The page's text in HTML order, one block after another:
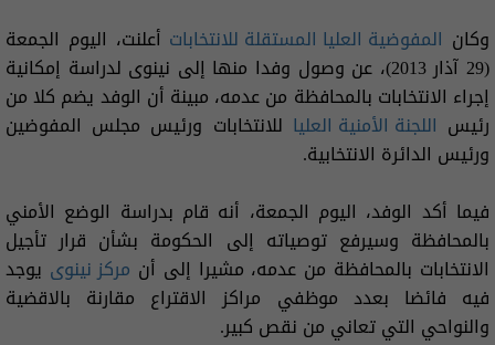
وكان المفوضية العليا المستقلة للانتخابات أعلنت، اليوم الجمعة
(29 آذار 2013)، عن وصول وفدا منها إلى نينوى لدراسة إمكانية
إجراء الانتخابات بالمحافظة من عدمه، مبينة أن الوفد يضم كلا من
رئيس اللجنة الأمنية العليا للانتخابات ورئيس مجلس المفوضين
ورئيس الدائرة الانتخابية.
فيما أكد الوفد، اليوم الجمعة، أنه قام بدراسة الوضع الأمني
بالمحافظة وسيرفع توصياته إلى الحكومة بشأن قرار تأجيل
الانتخابات بالمحافظة من عدمه، مشيرا إلى أن مركز نينوى يوجد
فيه فائضا بعدد موظفي مراكز الاقتراع مقارنة بالاقضية
والنواحي التي تعاني من نقص كبير.